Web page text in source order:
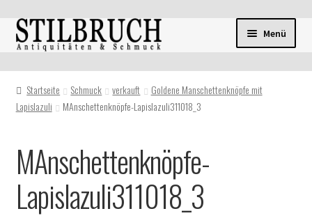
Zur
Navigation
Zum
Inhalt
Menü
Startseite Schmuck verkauft
Goldene Manschettenknöpfe mit
Lapislazuli
MAnschettenknöpfe-Lapislazuli311018_3
MAnschettenknöpfe-
Lapislazuli311018_3